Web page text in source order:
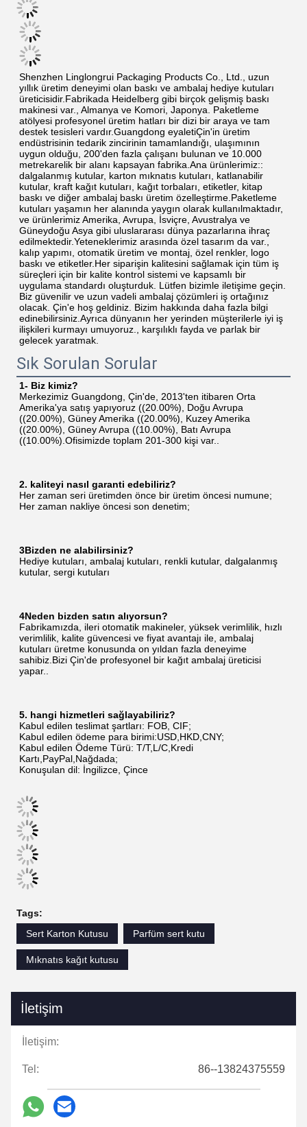
Shenzhen Linglongrui Packaging Products Co., Ltd., uzun
yıllık üretim deneyimi olan baskı ve ambalaj hediye kutuları
üreticisidir.Fabrikada Heidelberg gibi birçok gelişmiş baskı
makinesi var., Almanya ve Komori, Japonya. Paketleme
atölyesi profesyonel üretim hatları bir dizi bir araya ve tam
destek tesisleri vardır.Guangdong eyaletiÇin'in üretim
endüstrisinin tedarik zincirinin tamamlandığı, ulaşımının
uygun olduğu, 200'den fazla çalışanı bulunan ve 10.000
metrekarelik bir alanı kapsayan fabrika.Ana ürünlerimiz::
dalgalanmış kutular, karton mıknatıs kutuları, katlanabilir
kutular, kraft kağıt kutuları, kağıt torbaları, etiketler, kitap
baskı ve diğer ambalaj baskı üretim özelleştirme.Paketleme
kutuları yaşamın her alanında yaygın olarak kullanılmaktadır,
ve ürünlerimiz Amerika, Avrupa, İsviçre, Avustralya ve
Güneydoğu Asya gibi uluslararası dünya pazarlarına ihraç
edilmektedir.Yeteneklerimiz arasında özel tasarım da var.,
kalıp yapımı, otomatik üretim ve montaj, özel renkler, logo
baskı ve etiketler.Her siparişin kalitesini sağlamak için tüm iş
süreçleri için bir kalite kontrol sistemi ve kapsamlı bir
uygulama standardı oluşturduk. Lütfen bizimle iletişime geçin.
Biz güvenilir ve uzun vadeli ambalaj çözümleri iş ortağınız
olacak. Çin'e hoş geldiniz. Bizim hakkında daha fazla bilgi
edinebilirsiniz.Ayrıca dünyanın her yerinden müşterilerle iyi iş
ilişkileri kurmayı umuyoruz., karşılıklı fayda ve parlak bir
gelecek yaratmak.
Sık Sorulan Sorular
1- Biz kimiz?
Merkezimiz Guangdong, Çin'de, 2013'ten itibaren Orta
Amerika'ya satış yapıyoruz ((20.00%), Doğu Avrupa
((20.00%), Güney Amerika ((20.00%), Kuzey Amerika
((20.00%), Güney Avrupa ((10.00%), Batı Avrupa
((10.00%).Ofisimizde toplam 201-300 kişi var..
2. kaliteyi nasıl garanti edebiliriz?
Her zaman seri üretimden önce bir üretim öncesi numune;
Her zaman nakliye öncesi son denetim;
3Bizden ne alabilirsiniz?
Hediye kutuları, ambalaj kutuları, renkli kutular, dalgalanmış
kutular, sergi kutuları
4Neden bizden satın alıyorsun?
Fabrikamızda, ileri otomatik makineler, yüksek verimlilik, hızlı
verimlilik, kalite güvencesi ve fiyat avantajı ile, ambalaj
kutuları üretme konusunda on yıldan fazla deneyime
sahibiz.Bizi Çin'de profesyonel bir kağıt ambalaj üreticisi
yapar..
5. hangi hizmetleri sağlayabiliriz?
Kabul edilen teslimat şartları: FOB, CIF;
Kabul edilen ödeme para birimi:USD,HKD,CNY;
Kabul edilen Ödeme Türü: T/T,L/C,Kredi
Kartı,PayPal,Nağdada;
Konuşulan dil: İngilizce, Çince
Tags:
Sert Karton Kutusu
Parfüm sert kutu
Mıknatıs kağıt kutusu
İletişim
İletişim:
Tel: 86--13824375559